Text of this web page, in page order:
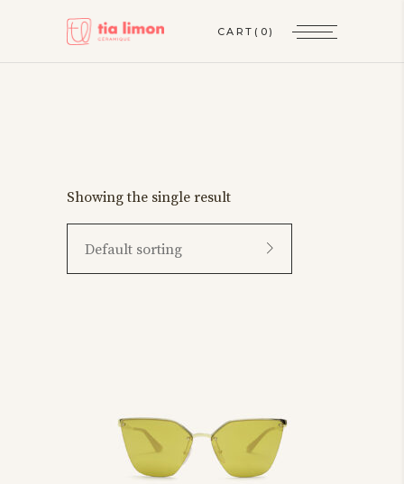
CART (0)
Showing the single result
Default sorting